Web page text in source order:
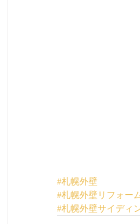
#札幌外壁
#札幌外壁リフォー
#札幌外壁サイディ